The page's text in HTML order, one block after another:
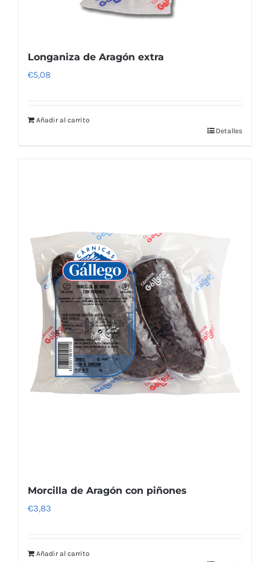
Longaniza de Aragón extra
€5,08
Añadir al carrito
Detalles
Morcilla de Aragón con piñones
€3,83
Añadir al carrito